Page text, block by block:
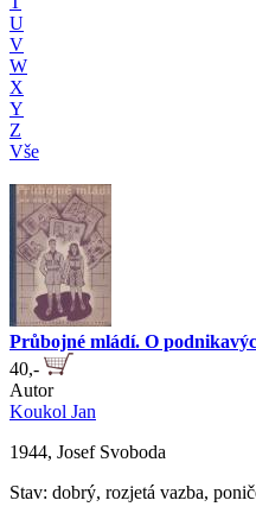
U
V
W
X
Y
Z
Vše
Průbojné mládí. O
40,-
Autor
Koukol Jan
1944, Josef Svoboda
Stav: dobrý, rozjetá vazba,